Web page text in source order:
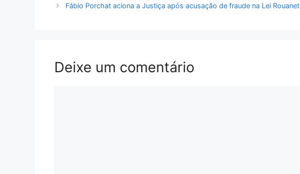
Fábio Porchat aciona a Justiça após acusação de fraude na Lei Rouanet
Deixe um comentário